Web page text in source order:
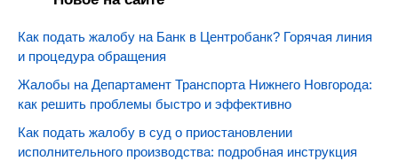
Как подать жалобу на Банк в Центробанк? Горячая линия
и процедура обращения
Жалобы на Департамент Транспорта Нижнего Новгорода:
как решить проблемы быстро и эффективно
Как подать жалобу в суд о приостановлении
исполнительного производства: подробная инструкция